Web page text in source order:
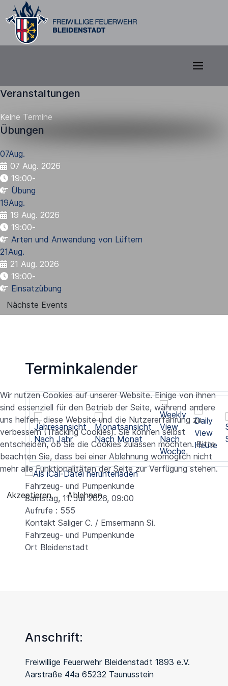
Veranstaltungen
Keine Termine
Übungen
07Aug.
07 Aug. 2026
19:00-
Übung
19Aug.
19 Aug. 2026
19:00-
Arten und Anwendung von Lüftern
21Aug.
21 Aug. 2026
19:00-
Einsatzübung
Nächste Events
Terminkalender
Nach Jahr Nach Monat
Nach
Woche
Heute
Fahrzeug- und Pumpenkunde
Samstag, 11. Juli 2026, 09:00
Aufrufe : 555
Kontakt Saliger C. / Emsermann Si.
Fahrzeug- und Pumpenkunde
Ort Bleidenstadt
Anschrift:
Freiwillige Feuerwehr Bleidenstadt 1893 e.V.
Aarstraße 44a 65232 Taunusstein
Wir nutzen Cookies auf unserer Website. Einige von ihnen
sind essenziell für den Betrieb der Seite, während andere
uns helfen, diese Website und die Nutzererfahrung zu
verbessern (Tracking Cookies). Sie können selbst
entscheiden, ob Sie die Cookies zulassen möchten. Bitte
beachten Sie, dass bei einer Ablehnung womöglich nicht
mehr alle Funktionalitäten der Seite zur Verfügung stehen.
Akzeptieren Ablehnen